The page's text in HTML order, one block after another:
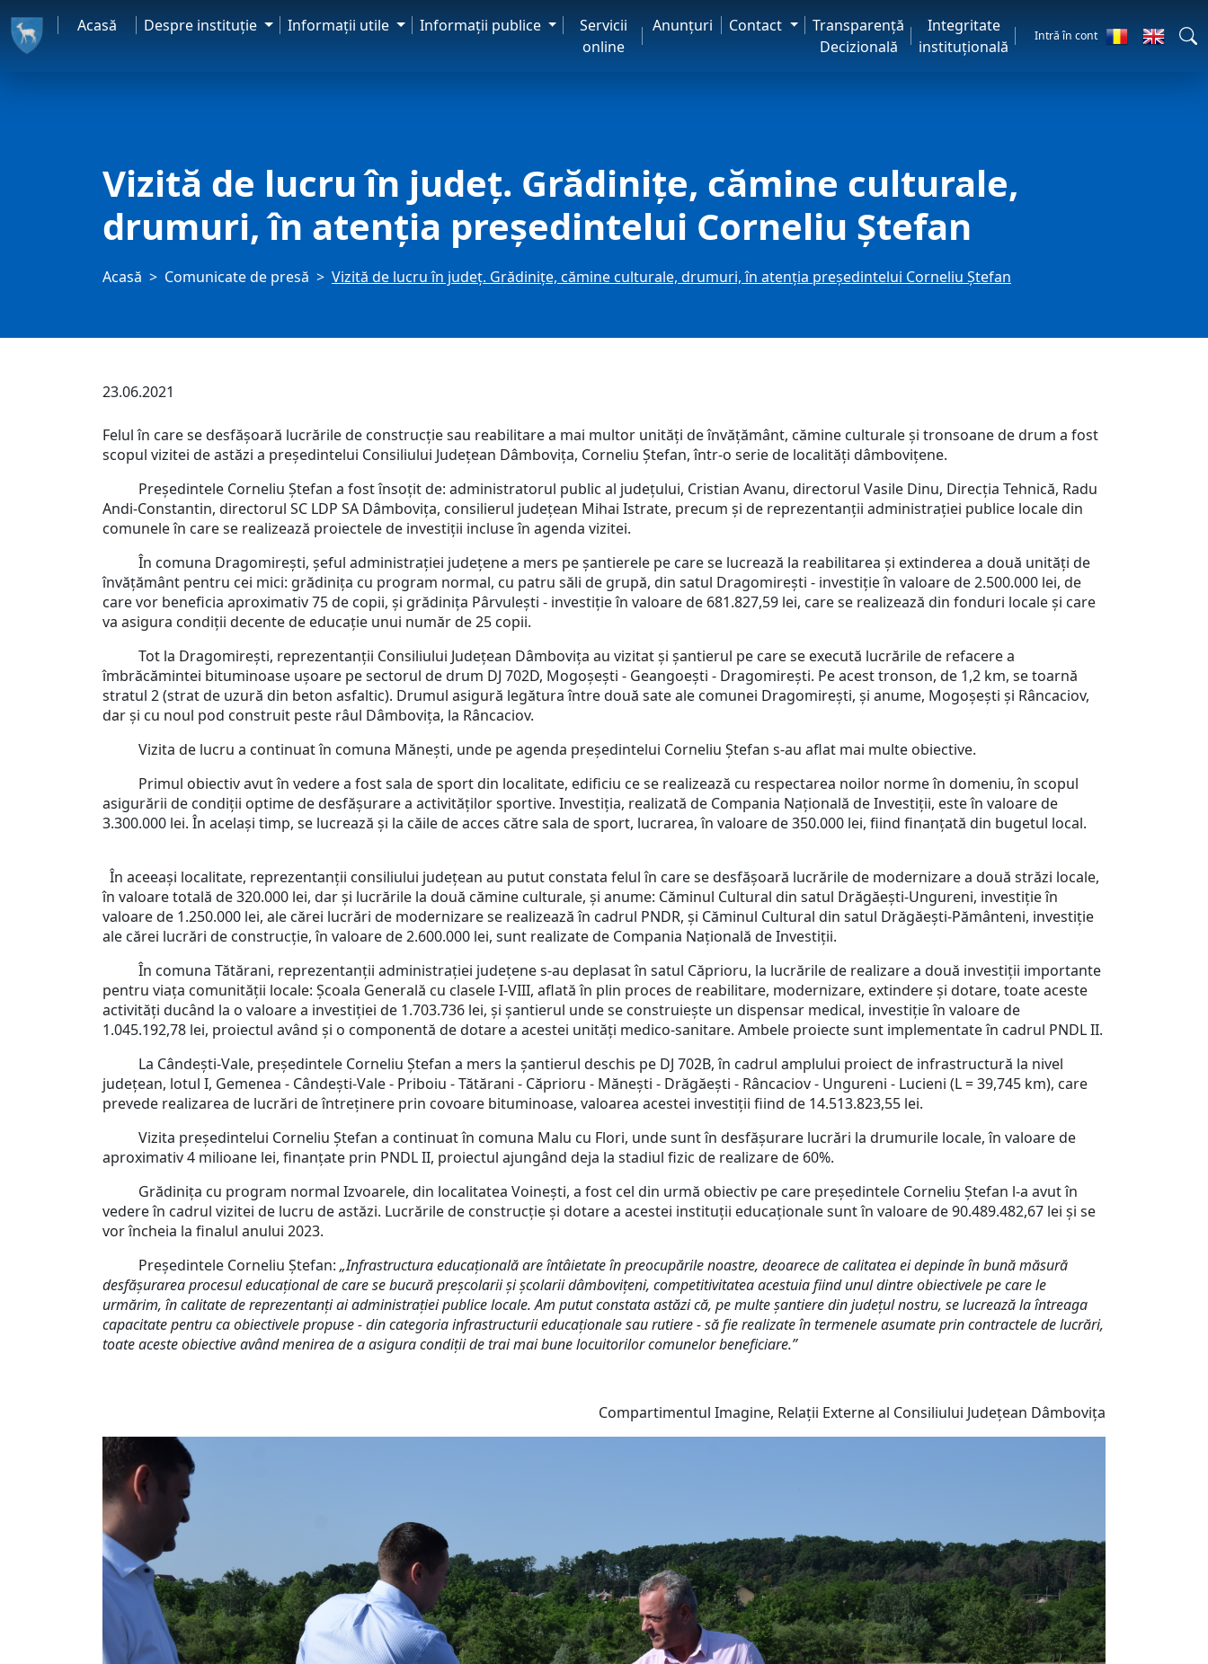
Acasă Despre instituţie Informaţii utile Informaţii publice
Servicii
online
Anunţuri Contact
Transparență
Decizională
Integritate
instituțională
Intră în cont
Vizită de lucru în județ. Grădinițe, cămine culturale,
drumuri, în atenția președintelui Corneliu Ștefan
Acasă Comunicate de presă Vizită de lucru în județ. Grădinițe, cămine culturale, drumuri, în atenția președintelui Corneliu Ștefan
23.06.2021
Felul în care se desfășoară lucrările de construcție sau reabilitare a mai multor unități de învățământ, cămine culturale și tronsoane de drum a fost
scopul vizitei de astăzi a președintelui Consiliului Județean Dâmbovița, Corneliu Ștefan, într-o serie de localități dâmbovițene.
Președintele Corneliu Ștefan a fost însoțit de: administratorul public al județului, Cristian Avanu, directorul Vasile Dinu, Direcția Tehnică, Radu
Andi-Constantin, directorul SC LDP SA Dâmbovița, consilierul județean Mihai Istrate, precum și de reprezentanții administrației publice locale din
comunele în care se realizează proiectele de investiții incluse în agenda vizitei.
În comuna Dragomirești, șeful administrației județene a mers pe șantierele pe care se lucrează la reabilitarea și extinderea a două unități de
învățământ pentru cei mici: grădinița cu program normal, cu patru săli de grupă, din satul Dragomirești - investiție în valoare de 2.500.000 lei, de
care vor beneficia aproximativ 75 de copii, și grădinița Pârvulești - investiție în valoare de 681.827,59 lei, care se realizează din fonduri locale și care
va asigura condiții decente de educație unui număr de 25 copii.
Tot la Dragomirești, reprezentanții Consiliului Județean Dâmbovița au vizitat și șantierul pe care se execută lucrările de refacere a
îmbrăcămintei bituminoase ușoare pe sectorul de drum DJ 702D, Mogoșești - Geangoești - Dragomirești. Pe acest tronson, de 1,2 km, se toarnă
stratul 2 (strat de uzură din beton asfaltic). Drumul asigură legătura între două sate ale comunei Dragomirești, și anume, Mogoșești și Râncaciov,
dar și cu noul pod construit peste râul Dâmbovița, la Râncaciov.
Vizita de lucru a continuat în comuna Mănești, unde pe agenda președintelui Corneliu Ștefan s-au aflat mai multe obiective.
Primul obiectiv avut în vedere a fost sala de sport din localitate, edificiu ce se realizează cu respectarea noilor norme în domeniu, în scopul
asigurării de condiții optime de desfășurare a activităților sportive. Investiția, realizată de Compania Națională de Investiții, este în valoare de
3.300.000 lei. În același timp, se lucrează și la căile de acces către sala de sport, lucrarea, în valoare de 350.000 lei, fiind finanțată din bugetul local.
În aceeași localitate, reprezentanții consiliului județean au putut constata felul în care se desfășoară lucrările de modernizare a două străzi locale,
în valoare totală de 320.000 lei, dar și lucrările la două cămine culturale, și anume: Căminul Cultural din satul Drăgăești-Ungureni, investiție în
valoare de 1.250.000 lei, ale cărei lucrări de modernizare se realizează în cadrul PNDR, și Căminul Cultural din satul Drăgăești-Pământeni, investiție
ale cărei lucrări de construcție, în valoare de 2.600.000 lei, sunt realizate de Compania Națională de Investiții.
În comuna Tătărani, reprezentanții administrației județene s-au deplasat în satul Căprioru, la lucrările de realizare a două investiții importante
pentru viața comunității locale: Școala Generală cu clasele I-VIII, aflată în plin proces de reabilitare, modernizare, extindere și dotare, toate aceste
activități ducând la o valoare a investiției de 1.703.736 lei, și șantierul unde se construiește un dispensar medical, investiție în valoare de
1.045.192,78 lei, proiectul având și o componentă de dotare a acestei unități medico-sanitare. Ambele proiecte sunt implementate în cadrul PNDL II.
La Cândești-Vale, președintele Corneliu Ștefan a mers la șantierul deschis pe DJ 702B, în cadrul amplului proiect de infrastructură la nivel
județean, lotul I, Gemenea - Cândești-Vale - Priboiu - Tătărani - Căprioru - Mănești - Drăgăești - Râncaciov - Ungureni - Lucieni (L = 39,745 km), care
prevede realizarea de lucrări de întreținere prin covoare bituminoase, valoarea acestei investiții fiind de 14.513.823,55 lei.
Vizita președintelui Corneliu Ștefan a continuat în comuna Malu cu Flori, unde sunt în desfășurare lucrări la drumurile locale, în valoare de
aproximativ 4 milioane lei, finanțate prin PNDL II, proiectul ajungând deja la stadiul fizic de realizare de 60%.
Grădinița cu program normal Izvoarele, din localitatea Voinești, a fost cel din urmă obiectiv pe care președintele Corneliu Ștefan l-a avut în
vedere în cadrul vizitei de lucru de astăzi. Lucrările de construcție și dotare a acestei instituții educaționale sunt în valoare de 90.489.482,67 lei și se
vor încheia la finalul anului 2023.
Președintele Corneliu Ștefan: „Infrastructura educațională are întâietate în preocupările noastre, deoarece de calitatea ei depinde în bună măsură
desfășurarea procesul educaţional de care se bucură preșcolarii și școlarii dâmbovițeni, competitivitatea acestuia fiind unul dintre obiectivele pe care le
urmărim, în calitate de reprezentanți ai administrației publice locale. Am putut constata astăzi că, pe multe șantiere din județul nostru, se lucrează la întreaga
capacitate pentru ca obiectivele propuse - din categoria infrastructurii educaționale sau rutiere - să fie realizate în termenele asumate prin contractele de lucrări,
toate aceste obiective având menirea de a asigura condiții de trai mai bune locuitorilor comunelor beneficiare.”
Compartimentul Imagine, Relații Externe al Consiliului Județean Dâmbovița